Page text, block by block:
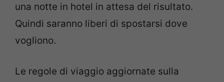
una notte in hotel in attesa del risultato.
Quindi saranno liberi di spostarsi dove
vogliono.
Le regole di viaggio aggiornate sulla